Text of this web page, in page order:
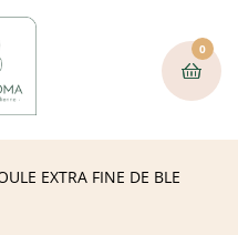
0
EXTRA FINE DE BLE